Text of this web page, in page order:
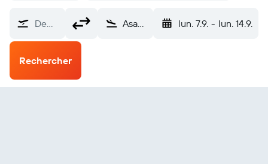
De… Asahikawa (AKJ) lun. 7.9. - lun. 14.9.
Rechercher